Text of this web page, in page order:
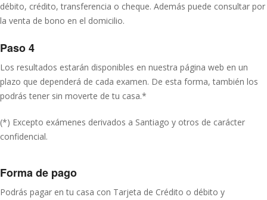
débito, crédito, transferencia o cheque. Además puede consultar por
la venta de bono en el domicilio.
Paso 4
Los resultados estarán disponibles en nuestra página web en un
plazo que dependerá de cada examen. De esta forma, también los
podrás tener sin moverte de tu casa.*
(*) Excepto exámenes derivados a Santiago y otros de carácter
confidencial.
Forma de pago
Podrás pagar en tu casa con Tarjeta de Crédito o débito y